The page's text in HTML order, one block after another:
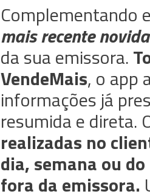
Complementando
mais recente
da sua emissora.
VendeMais, o app
informações já
resumida e direta.
realizadas no
dia, semana ou
fora da emissora.